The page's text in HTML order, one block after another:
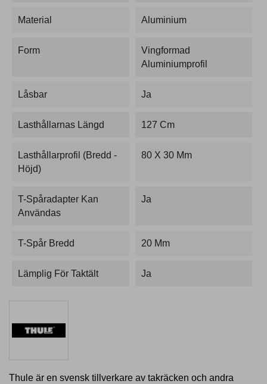
Material Aluminium
Form
Vingformad
Aluminiumprofil
Låsbar Ja
Lasthållarnas Längd 127 Cm
Lasthållarprofil (bredd -
Höjd)
80 X 30 Mm
T-Spåradapter Kan
Användas
Ja
T-Spår Bredd 20 Mm
Lämplig För Taktält Ja
Thule är en svensk tillverkare av takräcken och andra